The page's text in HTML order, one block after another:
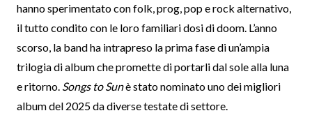
hanno sperimentato con folk, prog, pop e rock alternativo,
il tutto condito con le loro familiari dosi di doom. L’anno
scorso, la band ha intrapreso la prima fase di un’ampia
trilogia di album che promette di portarli dal sole alla luna
e ritorno. Songs to Sunè stato nominato uno dei migliori
album del 2025 da diverse testate di settore.